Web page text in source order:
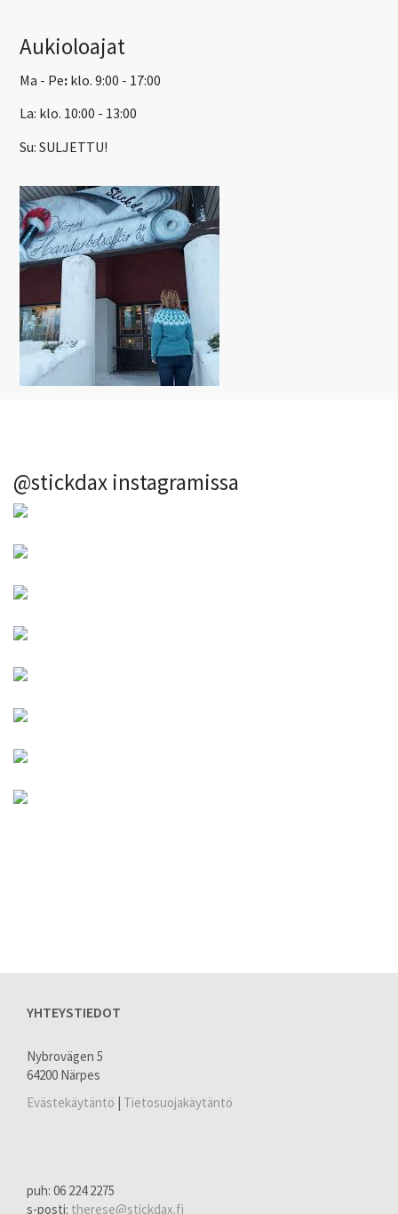
Aukioloajat
Ma - Pe: klo. 9:00 - 17:00
La: klo. 10:00 - 13:00
Su: SULJETTU!
@stickdax instagramissa
YHTEYSTIEDOT
Nybrovägen 5
64200 Närpes
Evästekäytäntö | Tietosuojakäytäntö
puh: 06 224 2275
s-posti: therese@stickdax.fi